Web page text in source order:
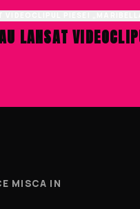
LANSAT
MISCA IN